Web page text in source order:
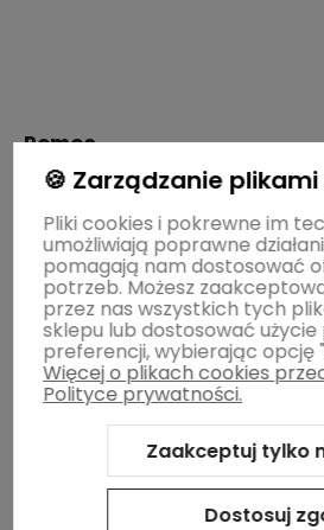
Pomoc
Moje konto
Płatności i dostawa
Informacje
🍪 Zarządzanie
Pliki cookies i pokrewne im
umożliwiają poprawne
pomagają nam dostosować
potrzeb. Możesz
przez nas wszystkich tych
sklepu lub dostosować
preferencji, wybierając opcję
Więcej o plikach cookies
Polityce prywatności.
Zaakceptuj tylko
Dostosuj